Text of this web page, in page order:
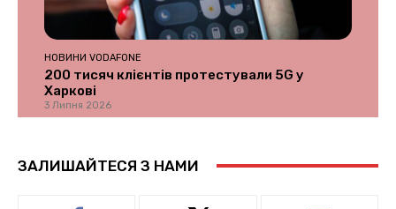
НОВИНИ VODAFONE
200 тисяч клієнтів протестували 5G у
Харкові
3 Липня 2026
ЗАЛИШАЙТЕСЯ З НАМИ